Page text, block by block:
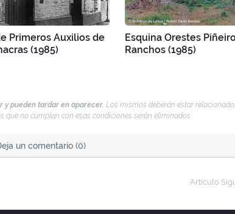
Primeros Auxilios de
(1985)
Esquina Orestes
Ranchos (1985)
y pueden tardar en aparecer. Los mismos deberán estar
no cumplan con esas condiciones serán eliminados.
un comentario (0)
Artículo